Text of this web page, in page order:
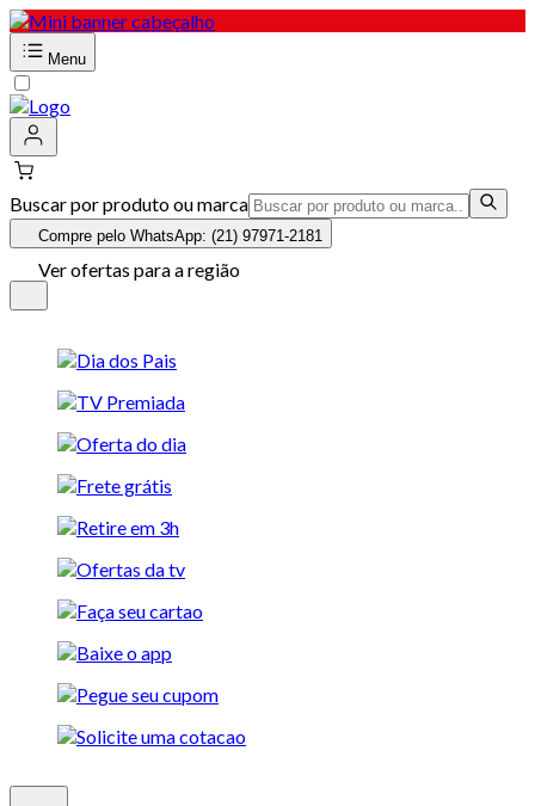
Menu
Buscar por produto ou marca
Compre pelo WhatsApp: (21) 97971-2181
Ver ofertas para a região